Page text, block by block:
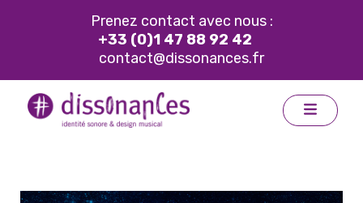
Prenez contact avec nous :
+33 (0)1 47 88 92 42
contact@dissonances.fr